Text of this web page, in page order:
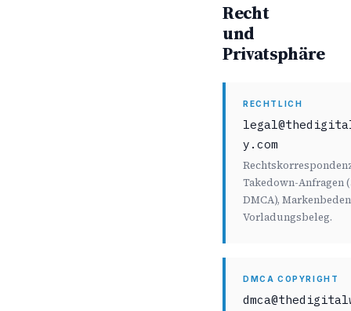
Recht
und
Privatsphäre
RECHTLICH
y.com
Takedown-Anfragen
DMCA),
Vorladungsbeleg.
DMCA COPYRIGHT